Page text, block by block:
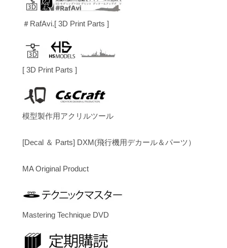
＃RafAvi.[ 3D Print Parts ]
[ 3D Print Parts ]
模型製作用アクリルツール
[Decal ＆ Parts] DXM(飛行機用デカール＆パーツ）
MA Original Product
Mastering Technique DVD